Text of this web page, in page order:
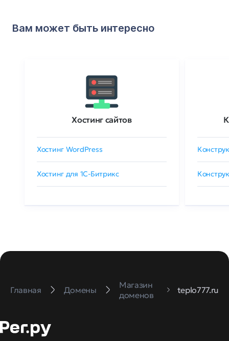
Вам может быть интересно
Хостинг сайтов
Хостинг WordPress
Хостинг для 1C-Битрикс
Главная Домены
Магазин
доменов
teplo777.ru